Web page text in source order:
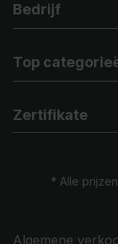
Bedrijf
Top
Zertifikate
* Alle
Algemene